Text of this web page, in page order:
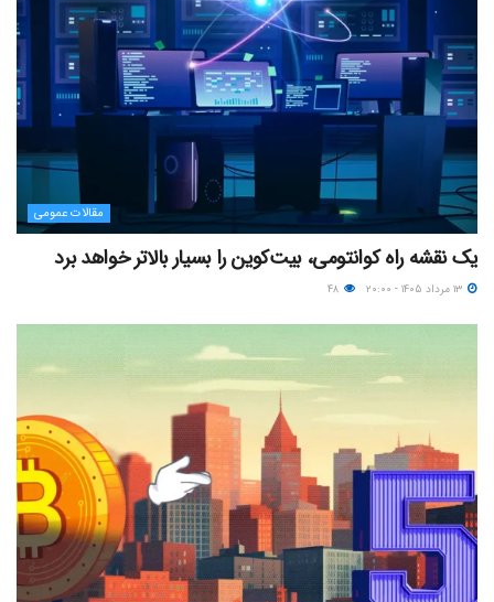
مقالات عمومی
یک نقشه راه کوانتومی، بیت‌کوین را بسیار بالاتر خواهد برد